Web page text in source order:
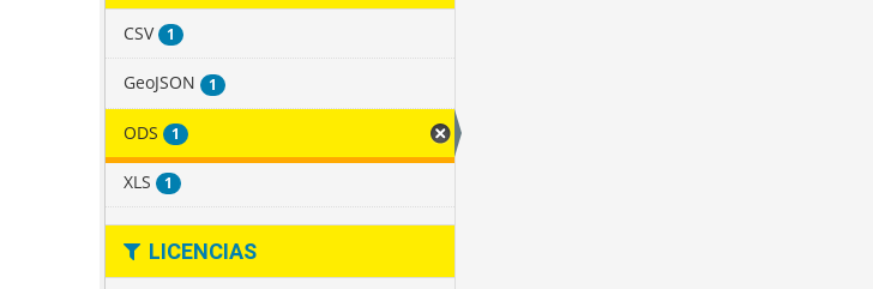
CSV 1
GeoJSON 1
ODS 1
XLS 1
LICENCIAS